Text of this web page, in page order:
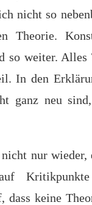
nicht so
Theorie.
so weiter. Alles
In den
ganz neu
nur
dass keine